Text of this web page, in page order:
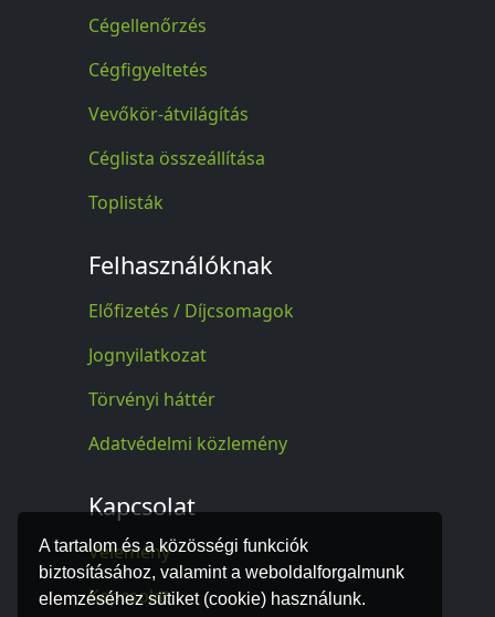
A tartalom és a közösségi funkciók
biztosításához, valamint a weboldalforgalmunk
elemzéséhez sütiket (cookie) használunk.
Cégellenőrzés
Cégfigyeltetés
Vevőkör-átvilágítás
Céglista összeállítása
Toplisták
Felhasználóknak
Előfizetés / Díjcsomagok
Jognyilatkozat
Törvényi háttér
Adatvédelmi közlemény
Kapcsolat
Vélemény
Kapcsolat